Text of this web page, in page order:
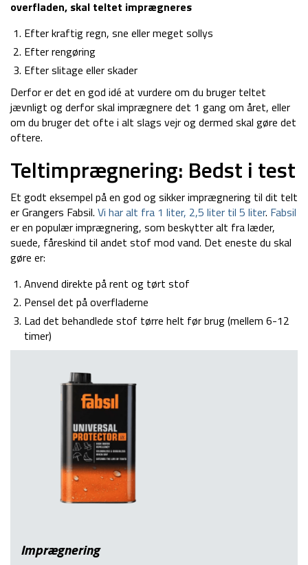
overfladen, skal teltet imprægneres
Efter kraftig regn, sne eller meget sollys
Efter rengøring
Efter slitage eller skader
Derfor er det en god idé at vurdere om du bruger teltet
jævnligt og derfor skal imprægnere det 1 gang om året, eller
om du bruger det ofte i alt slags vejr og dermed skal gøre det
oftere.
Teltimprægnering: Bedst i test
Et godt eksempel på en god og sikker imprægnering til dit telt
er Grangers Fabsil. Vi har alt fra 1 liter, 2,5 liter til 5 liter. Fabsil
er en populær imprægnering, som beskytter alt fra læder,
suede, fåreskind til andet stof mod vand. Det eneste du skal
gøre er:
Anvend direkte på rent og tørt stof
Pensel det på overfladerne
Lad det behandlede stof tørre helt før brug (mellem 6-12
timer)
Imprægnering